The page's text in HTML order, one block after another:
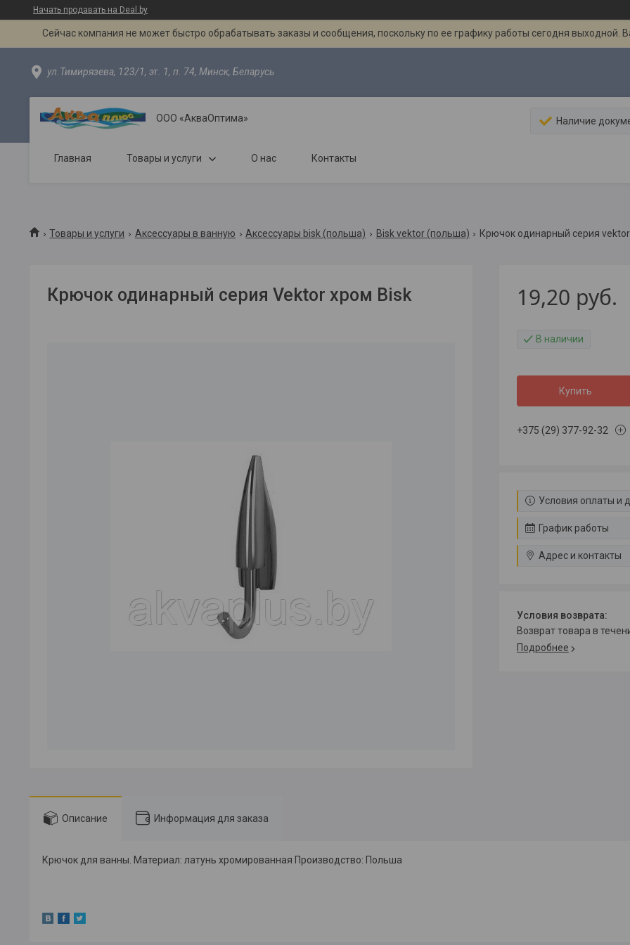
Начать продавать на Deal.by
Сейчас компания не может быстро обрабатывать заказы и сообщения, поскольку по ее графику работы сегодня выходной.
ул.Тимирязева, 123/1, эт. 1, п. 74, Минск, Беларусь
ООО «АкваОптима» Наличие
Главная Товары и услуги О нас Контакты
Товары и услуги Аксессуары в ванную Аксессуары bisk (польша) Bisk vektor (польша) Крючок одинарный серия
Крючок одинарный серия Vektor хром Bisk 19,20 руб.
В наличии
Купить
+375 (29) 377-92-32
Условия оплаты и
График работы
Адрес и контакты
возврат товара в
Подробнее
Описание Информация для заказа
Крючок для ванны. Материал: латунь хромированная Производство: Польша